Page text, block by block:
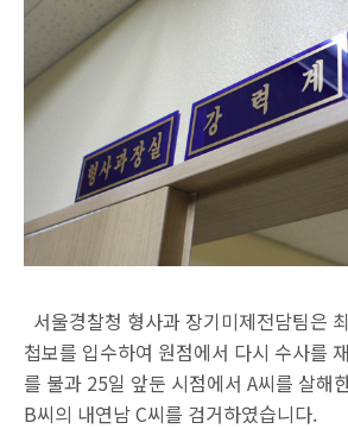
서울경찰청 형사과 장기미제전담팀은
첩보를 입수하여 원점에서 다시 수사를
를 불과 25일 앞둔 시점에서 A씨를 살해
B씨의 내연남 C씨를 검거하였습니다.